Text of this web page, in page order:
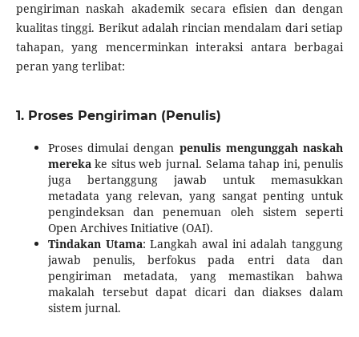
pengiriman naskah akademik secara efisien dan dengan
kualitas tinggi. Berikut adalah rincian mendalam dari setiap
tahapan, yang mencerminkan interaksi antara berbagai
peran yang terlibat:
1. Proses Pengiriman (Penulis)
Proses dimulai dengan penulis mengunggah naskah
merekake situs web jurnal. Selama tahap ini, penulis
juga bertanggung jawab untuk memasukkan
metadata yang relevan, yang sangat penting untuk
pengindeksan dan penemuan oleh sistem seperti
Open Archives Initiative (OAI).
Tindakan Utama: Langkah awal ini adalah tanggung
jawab penulis, berfokus pada entri data dan
pengiriman metadata, yang memastikan bahwa
makalah tersebut dapat dicari dan diakses dalam
sistem jurnal.